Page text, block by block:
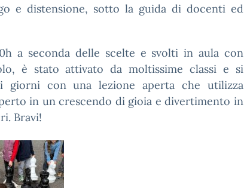
e distensione, sotto la guida di docenti ed
a seconda delle scelte e svolti in aula con
è stato attivato da moltissime classi e si
giorni con una lezione aperta che utilizza
in un crescendo di gioia e divertimento in
Bravi!